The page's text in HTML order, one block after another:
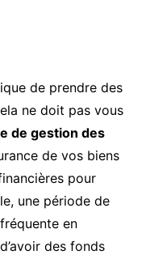
de prendre des
ne doit pas vous
de gestion des
de vos biens
pour
une période de
en
des fonds